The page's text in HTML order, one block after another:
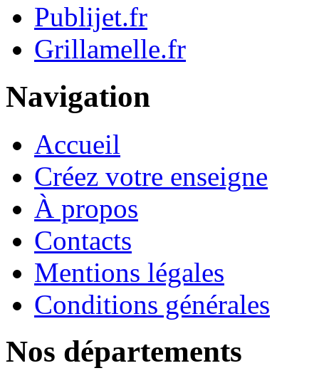
Publijet.fr
Grillamelle.fr
Navigation
Accueil
Créez votre enseigne
À propos
Contacts
Mentions légales
Conditions générales
Nos départements